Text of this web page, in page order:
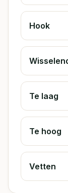
Hook
Te laag
Te hoog
Vetten